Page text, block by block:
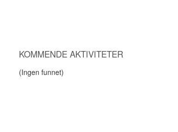
KOMMENDE AKTIVITETER
(Ingen funnet)